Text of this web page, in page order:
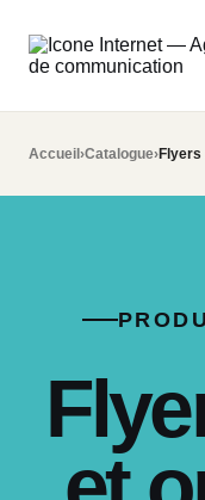
Accueil ›Catalogue›